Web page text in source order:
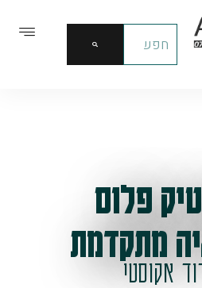
פלוס
מתקדמת
אקוסטי